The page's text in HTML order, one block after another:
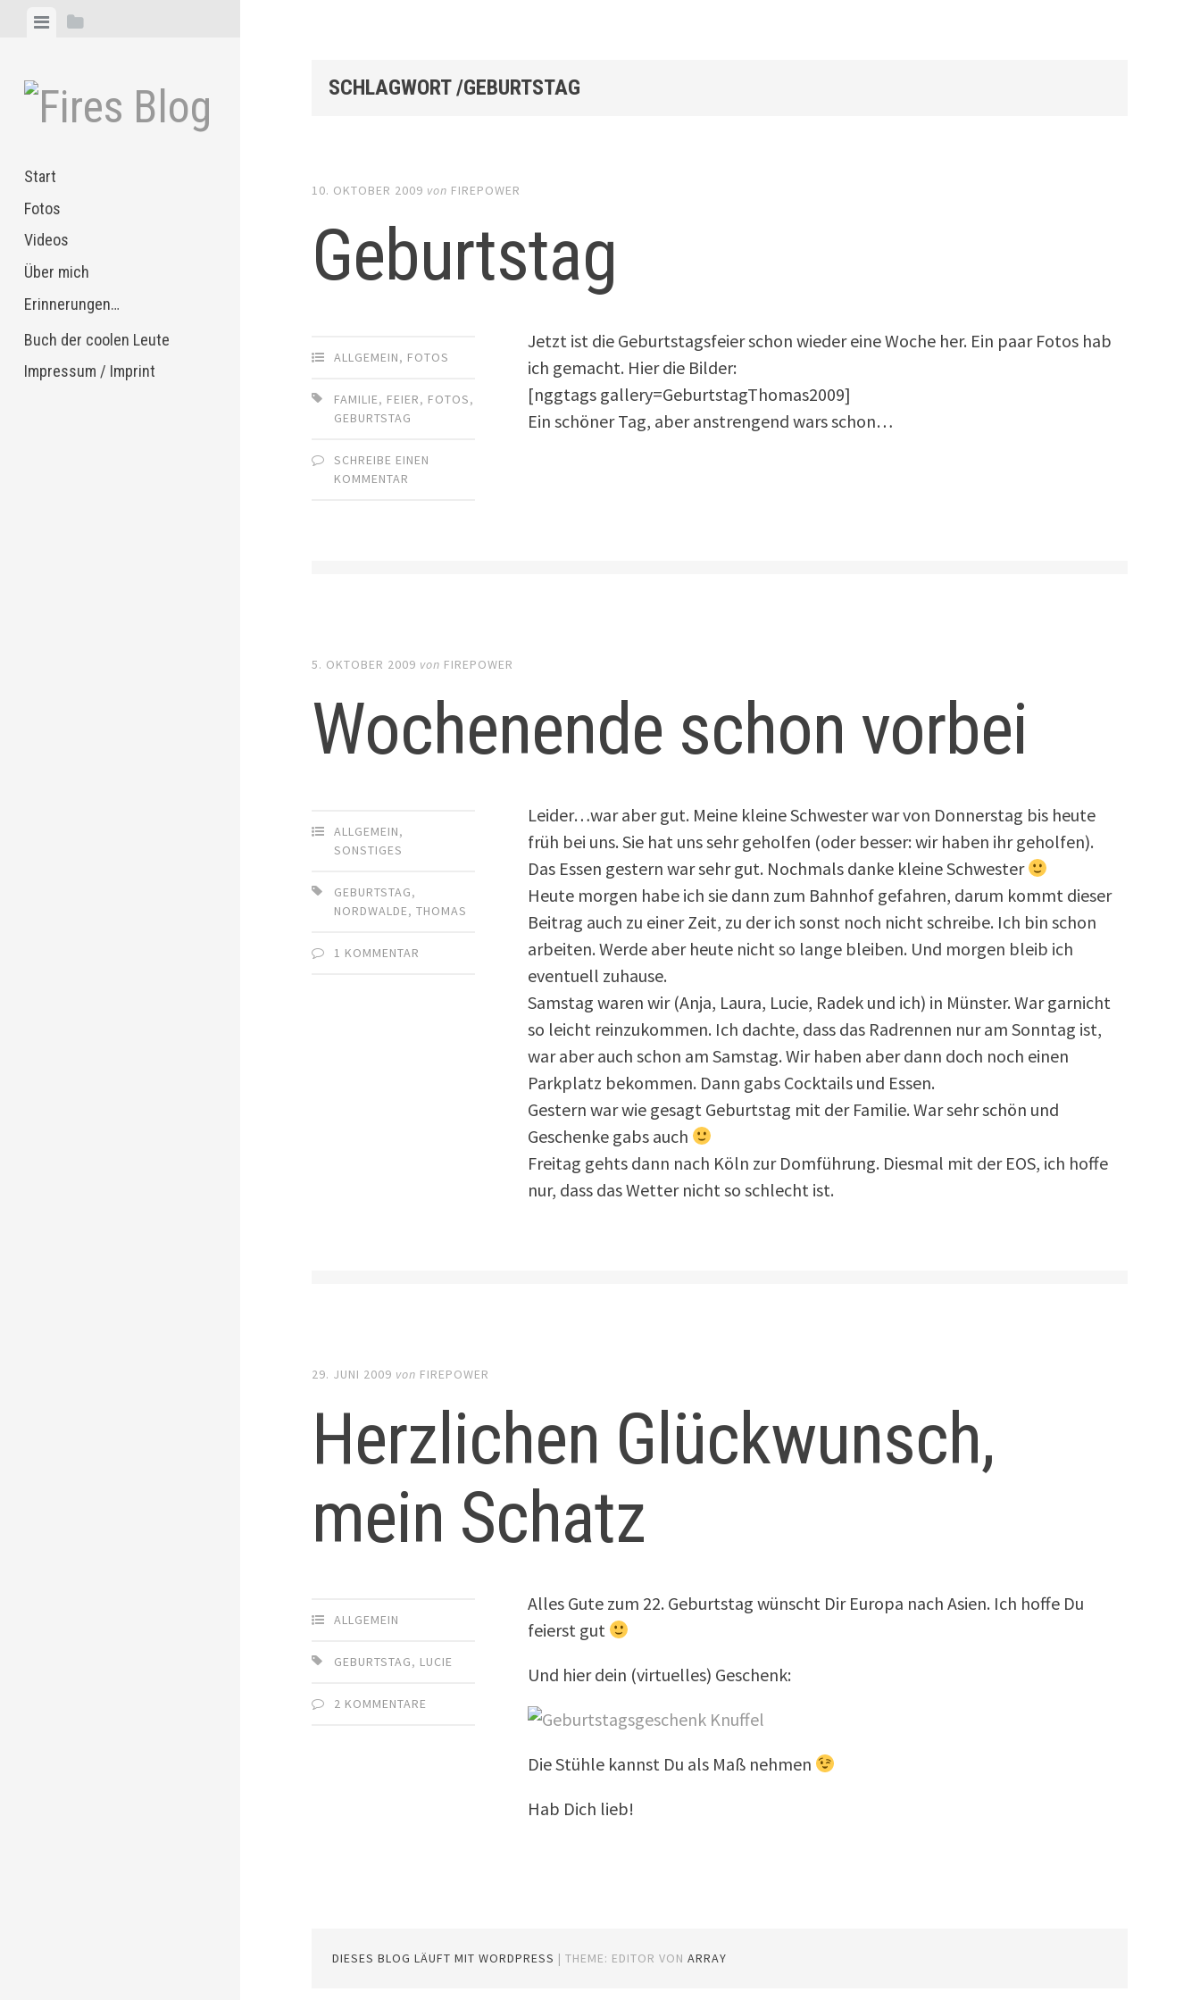
MenüSeitenleiste
Start
Fotos
Videos
Über mich
Erinnerungen…
Buch der coolen Leute
Impressum / Imprint
SCHLAGWORT /GEBURTSTAG
10. OKTOBER 2009 von FIREPOWER
Geburtstag
ALLGEMEIN, FOTOS
FAMILIE, FEIER, FOTOS,
GEBURTSTAG
SCHREIBE EINEN
KOMMENTAR
Jetzt ist die Geburtstagsfeier schon wieder eine Woche her. Ein paar Fotos hab
ich gemacht. Hier die Bilder:
[nggtags gallery=GeburtstagThomas2009]
Ein schöner Tag, aber anstrengend wars schon…
5. OKTOBER 2009 von FIREPOWER
Wochenende schon vorbei
ALLGEMEIN,
SONSTIGES
GEBURTSTAG,
NORDWALDE,THOMAS
1 KOMMENTAR
Leider…war aber gut. Meine kleine Schwester war von Donnerstag bis heute
früh bei uns. Sie hat uns sehr geholfen (oder besser: wir haben ihr geholfen).
Das Essen gestern war sehr gut. Nochmals danke kleine Schwester
Heute morgen habe ich sie dann zum Bahnhof gefahren, darum kommt dieser
Beitrag auch zu einer Zeit, zu der ich sonst noch nicht schreibe. Ich bin schon
arbeiten. Werde aber heute nicht so lange bleiben. Und morgen bleib ich
eventuell zuhause.
Samstag waren wir (Anja, Laura, Lucie, Radek und ich) in Münster. War garnicht
so leicht reinzukommen. Ich dachte, dass das Radrennen nur am Sonntag ist,
war aber auch schon am Samstag. Wir haben aber dann doch noch einen
Parkplatz bekommen. Dann gabs Cocktails und Essen.
Gestern war wie gesagt Geburtstag mit der Familie. War sehr schön und
Geschenke gabs auch
Freitag gehts dann nach Köln zur Domführung. Diesmal mit der EOS, ich hoffe
nur, dass das Wetter nicht so schlecht ist.
29. JUNI 2009 von FIREPOWER
Herzlichen Glückwunsch,
mein Schatz
ALLGEMEIN
GEBURTSTAG, LUCIE
2 KOMMENTARE
Alles Gute zum 22. Geburtstag wünscht Dir Europa nach Asien. Ich hoffe Du
feierst gut
Und hier dein (virtuelles) Geschenk:
Die Stühle kannst Du als Maß nehmen
Hab Dich lieb!
DIESES BLOG LÄUFT MIT WORDPRESS |THEME: EDITOR VONARRAY